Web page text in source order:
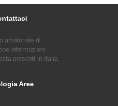
amatoriale di
informazioni
presenti in Italia.
Aree